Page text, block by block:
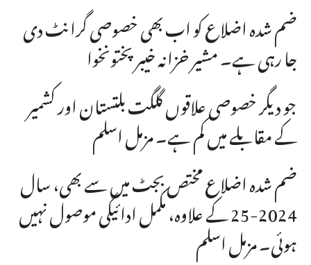
ضم شدہ اضلاع کو اب بھی خصوصی گرانٹ دی
جا رہی ہے۔ مشیر خزانہ خیبرپختونخوا
جو دیگر خصوصی علاقوں گلگت بلتستان اور کشمیر
کے مقابلے میں کم ہے۔ مزمل اسلم
ضم شدہ اضلاع مختص بجٹ میں سے بھی، سال
2024-25 کے علاوہ، مکمل ادائیگی موصول نہیں
ہوئی۔ مزمل اسلم